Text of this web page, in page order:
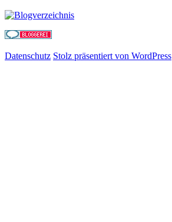
Datenschutz Stolz präsentiert von WordPress